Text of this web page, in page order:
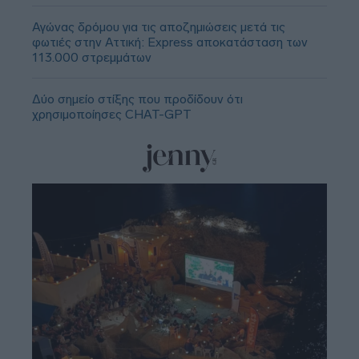
Αγώνας δρόμου για τις αποζημιώσεις μετά τις
φωτιές στην Αττική: Express αποκατάσταση των
113.000 στρεμμάτων
Δύο σημείο στίξης που προδίδουν ότι
χρησιμοποίησες CHAT-GPT